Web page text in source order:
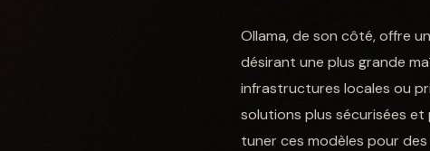
Ollama, de son côté, offre
désirant une plus grande
infrastructures locales ou
solutions plus sécurisées
tuner ces modèles pour